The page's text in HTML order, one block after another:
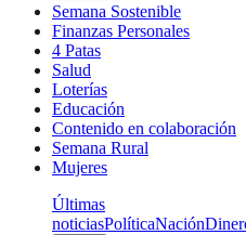
Semana Sostenible
Finanzas Personales
4 Patas
Salud
Loterías
Educación
Contenido en colaboración
Semana Rural
Mujeres
Últimas
noticiasPolíticaNación